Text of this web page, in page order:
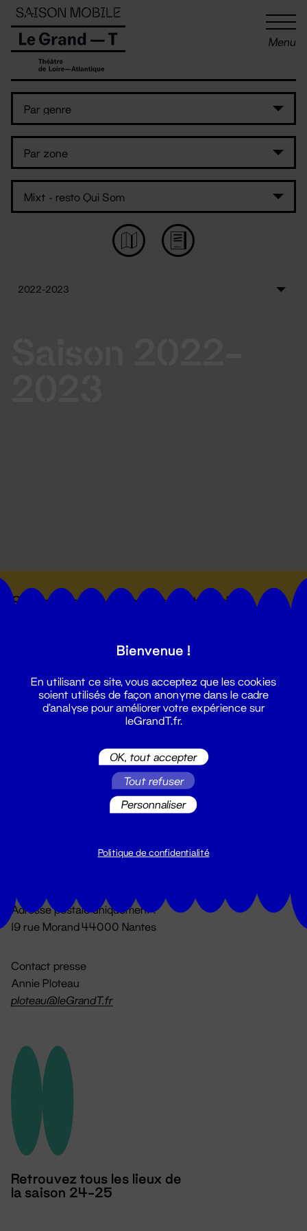
Menu
Suivez toutes les actualités du
Du lundi au vendredi 14h → 18h
Adresse postale uniquement :
19 rue Morand 44000 Nantes
Contact presse
Annie Ploteau
ploteau@leGrandT.fr
Retrouvez tous les lieux de
la saison 24-25
Panneau de gestion des cookies
Bienvenue !
En utilisant ce site, vous acceptez que les cookies
soient utilisés de façon anonyme dans le cadre
d'analyse pour améliorer votre expérience sur
leGrandT.fr.
OK, tout accepter
Tout refuser
Personnaliser
Politique de confidentialité